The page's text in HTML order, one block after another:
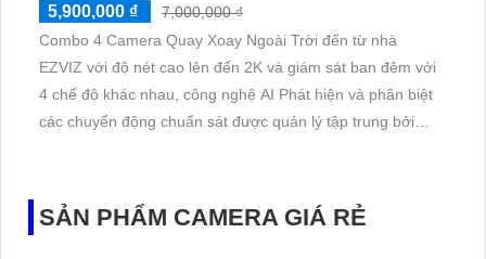
5,900,000 ₫
7,000,000 ₫
Combo 4 Camera Quay Xoay Ngoài Trời đến từ nhà
EZVIZ với độ nét cao lên đến 2K và giám sát ban đêm với
4 chế độ khác nhau, công nghệ AI Phát hiện và phân biệt
các chuyển động chuẩn sát được quản lý tập trung bởi
SẢN PHẨM CAMERA GIÁ RẺ